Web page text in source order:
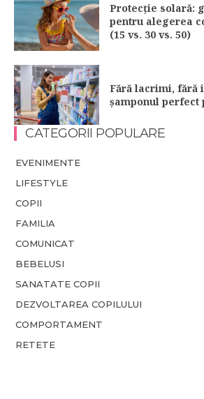
Protecție solară:
pentru alegerea
(15 vs. 30 vs. 50)
Fără lacrimi,
șamponul perfect
CATEGORII POPULARE
EVENIMENTE
LIFESTYLE
COPII
FAMILIA
COMUNICAT
BEBELUSI
SANATATE COPII
DEZVOLTAREA COPILULUI
COMPORTAMENT
RETETE